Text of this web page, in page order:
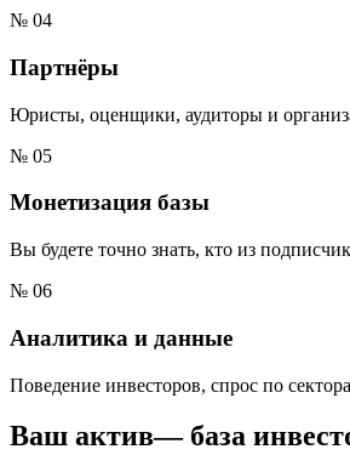
№ 04
Партнёры
Юристы, оценщики, аудиторы и
№ 05
Монетизация базы
Вы будете точно знать, кто из
№ 06
Аналитика и данные
Поведение инвесторов, спрос по
Ваш актив— база